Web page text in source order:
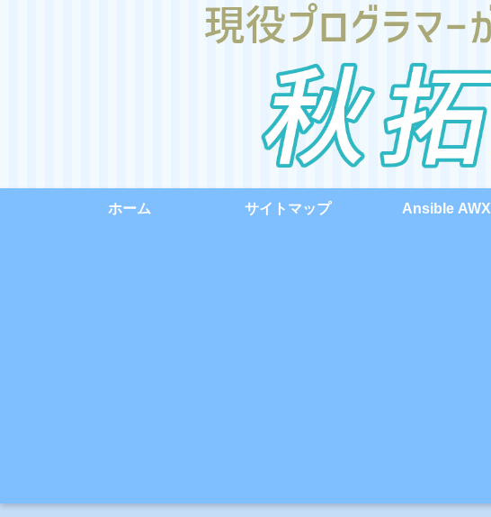
ホーム サイトマップ Ansible AWX